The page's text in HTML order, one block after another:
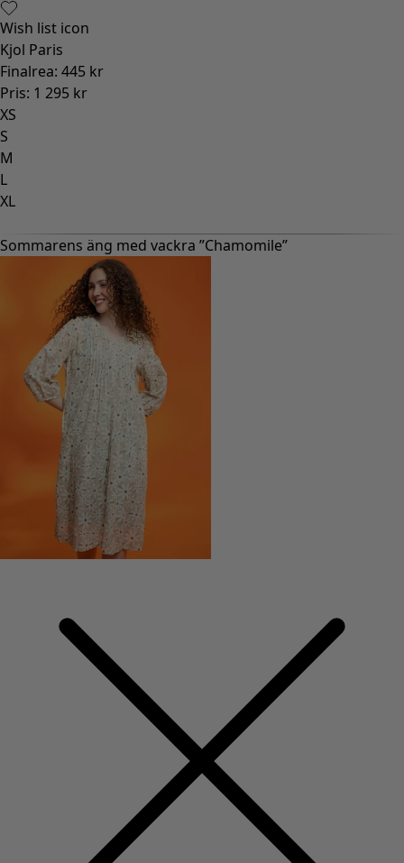
Wish list icon
Kjol Paris
Finalrea: 445 kr
Pris: 1 295 kr
XS
S
M
L
XL
Sommarens äng med vackra ”Chamomile”